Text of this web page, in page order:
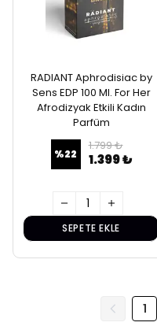
RADIANT Aphrodisiac by
Sens EDP 100 Ml. For Her
Afrodizyak Etkili Kadın
Parfüm
%22
1.799 ₺
1.399 ₺
SEPETE EKLE
1